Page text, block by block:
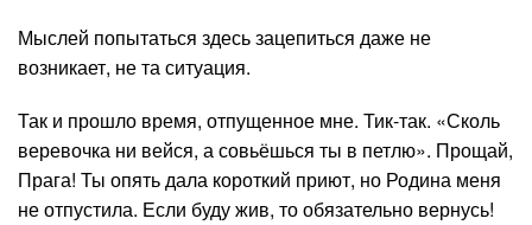
Мыслей попытаться здесь зацепиться даже не
возникает, не та ситуация.
Так и прошло время, отпущенное мне. Тик-так. «Сколь
веревочка ни вейся, а совьёшься ты в петлю». Прощай,
Прага! Ты опять дала короткий приют, но Родина меня
не отпустила. Если буду жив, то обязательно вернусь!